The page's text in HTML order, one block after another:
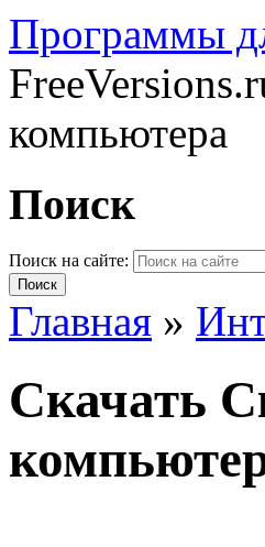
Программы
компьютера
Поиск
Поиск на сайте:
Главная »
Cкачать